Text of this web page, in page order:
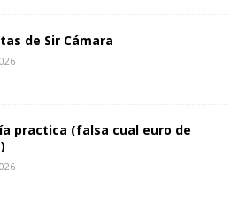
de Sir Cámara
practica (falsa cual euro de